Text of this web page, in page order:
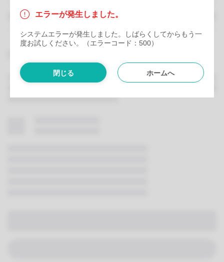
エラーが発生しました。
システムエラーが発生しました。しばらくしてからもう一
度お試しください。（エラーコード：500）
閉じる ホームへ